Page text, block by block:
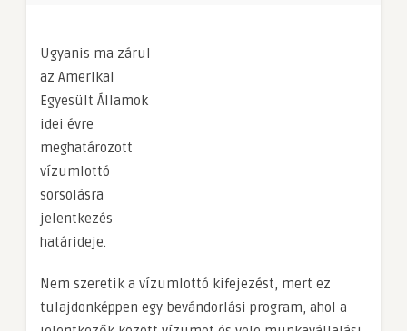
Ugyanis ma zárul
az Amerikai
Egyesült Államok
idei évre
meghatározott
vízumlottó
sorsolásra
jelentkezés
határideje.
Nem szeretik a vízumlottó kifejezést, mert ez
tulajdonképpen egy bevándorlási program, ahol a